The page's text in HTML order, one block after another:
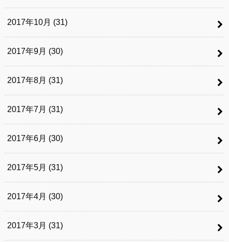
2017年10月 (31)
2017年9月 (30)
2017年8月 (31)
2017年7月 (31)
2017年6月 (30)
2017年5月 (31)
2017年4月 (30)
2017年3月 (31)